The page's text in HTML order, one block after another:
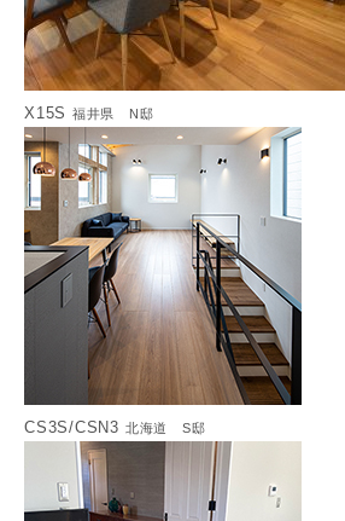
X15S 福井県 N邸
CS3S/CSN3 北海道 S邸